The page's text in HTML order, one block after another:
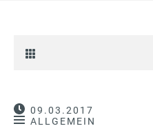
09.03.2017
ALLGEMEIN